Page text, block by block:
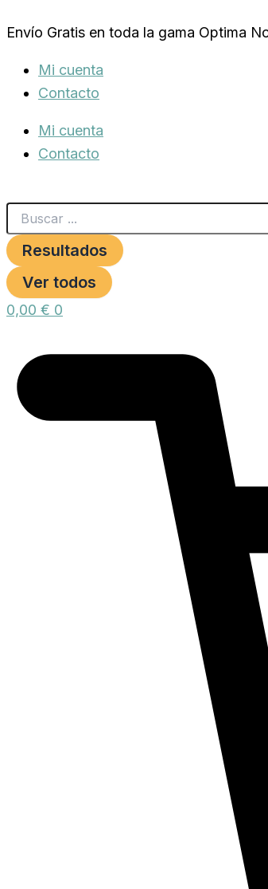
al
Envío Gratis en toda la gama Optima
Mi cuenta
Contacto
Mi cuenta
Contacto
Resultados
Ver todos
0,00 € 0
SINTETICA
cantidad